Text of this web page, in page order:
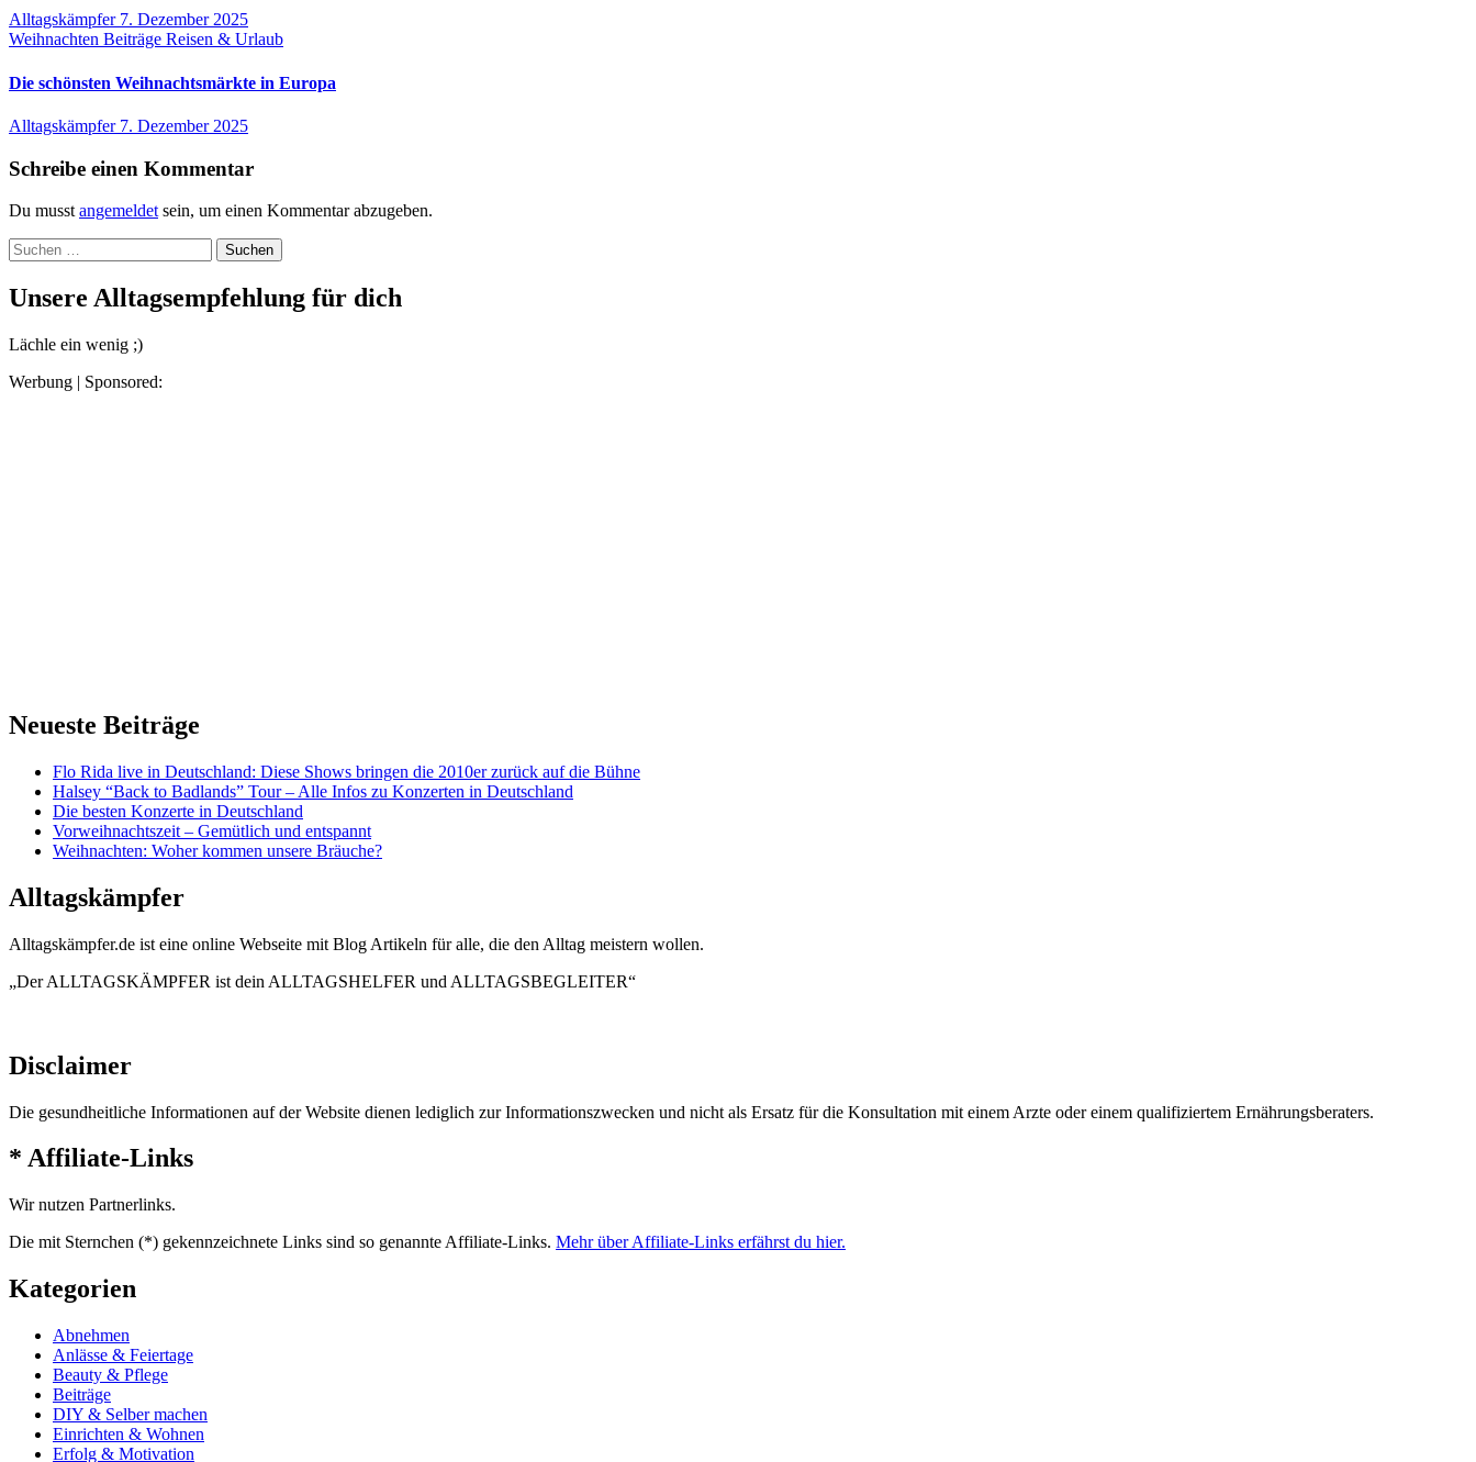
Alltagskämpfer 7. Dezember 2025
Weihnachten Beiträge Reisen & Urlaub
Die schönsten Weihnachtsmärkte in Europa
Alltagskämpfer 7. Dezember 2025
Schreibe einen Kommentar
Du musst angemeldet sein, um einen Kommentar abzugeben.
Suchen
nach:
Unsere Alltagsempfehlung für dich
Lächle ein wenig ;)
Werbung | Sponsored:
Neueste Beiträge
Flo Rida live in Deutschland: Diese Shows bringen die 2010er zurück auf die Bühne
Halsey “Back to Badlands” Tour – Alle Infos zu Konzerten in Deutschland
Die besten Konzerte in Deutschland
Vorweihnachtszeit – Gemütlich und entspannt
Weihnachten: Woher kommen unsere Bräuche?
Alltagskämpfer
Alltagskämpfer.de ist eine online Webseite mit Blog Artikeln für alle, die den Alltag meistern wollen.
„Der ALLTAGSKÄMPFER ist dein ALLTAGSHELFER und ALLTAGSBEGLEITER“
Disclaimer
Die gesundheitliche Informationen auf der Website dienen lediglich zur Informationszwecken und nicht als Ersatz für die Konsultation mit einem Arzte oder einem qualifiziertem Ernährungsberaters.
* Affiliate-Links
Wir nutzen Partnerlinks.
Die mit Sternchen (*) gekennzeichnete Links sind so genannte Affiliate-Links. Mehr über Affiliate-Links erfährst du hier.
Kategorien
Abnehmen
Anlässe & Feiertage
Beauty & Pflege
Beiträge
DIY & Selber machen
Einrichten & Wohnen
Erfolg & Motivation